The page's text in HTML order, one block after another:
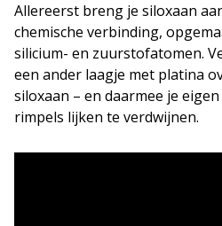
Allereerst breng je siloxaan
chemische verbinding,
silicium- en zuurstofatomen.
een ander laagje met platina
siloxaan – en daarmee je
rimpels lijken te verdwijnen.